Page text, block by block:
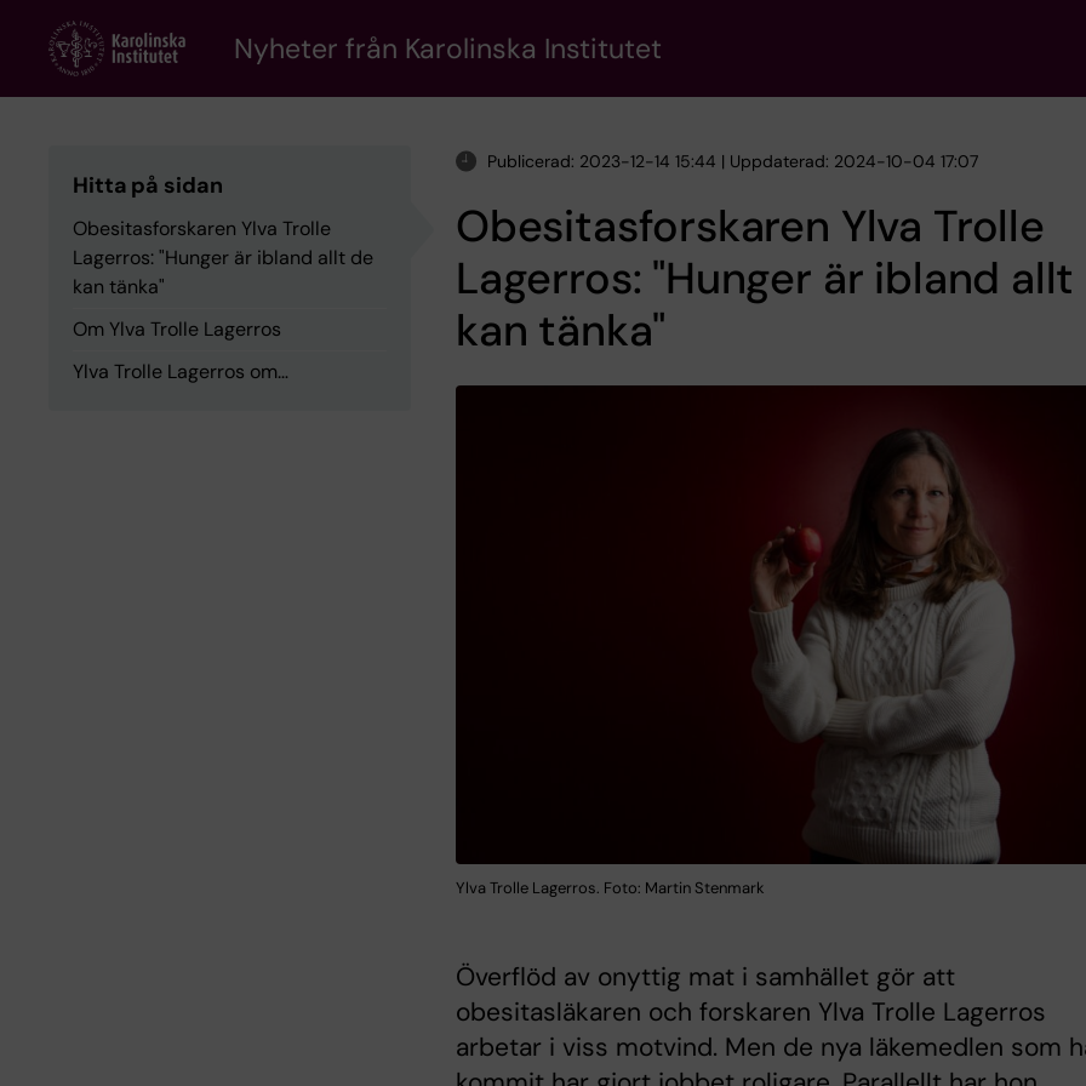
content
Nyheter från Karolinska Institutet
Hitta på sidan
Obesitasforskaren Ylva Trolle
Lagerros: "Hunger är ibland allt de
kan tänka"
Om Ylva Trolle Lagerros
Ylva Trolle Lagerros om…
Publicerad: 2023-12-14 15:44 | Uppdaterad: 2024-10-04 17:07
Obesitasforskaren Ylva Trolle
Lagerros: "Hunger är ibland
kan tänka"
Ylva Trolle Lagerros. Foto: Martin Stenmark
Överflöd av onyttig mat i samhället gör att
obesitasläkaren och forskaren Ylva Trolle Lagerros
arbetar i viss motvind. Men de nya läkemedlen som